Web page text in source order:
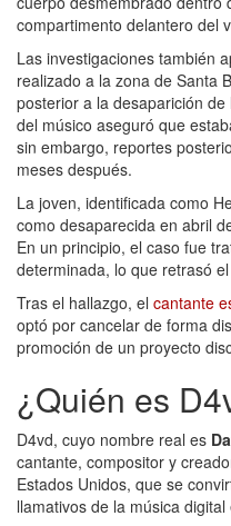
compartimento delantero del
Las investigaciones también
realizado a la zona de Santa
posterior a la desaparición
del músico aseguró que
sin embargo, reportes
meses después.
La joven, identificada como
como desaparecida en abril
En un principio, el caso fue
determinada, lo que retrasó
Tras el hallazgo, el cantante
optó por cancelar de forma
promoción de un proyecto
¿Quién es
D4vd, cuyo nombre real es
cantante, compositor y
Estados Unidos, que se
llamativos de la música